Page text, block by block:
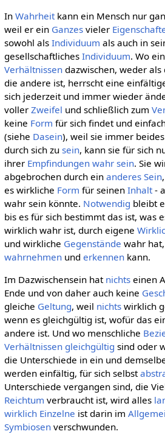
In Wahrheitkann ein Mensch nur
weil er ein Ganzesvieler
sowohl als Individuum als auch in
gesellschaftliches Individuum. Wo
Verhältnissendazwischen, weder als
die andere ist, herrscht eine
sich jederzeit und immer wieder
voller Zweifel und schließlich zum
keine Form für sich findet und
(siehe Dasein), weil sie immer
durch sich zu sein, kann sie für sich
ihrer Empfindungen wahr sein. Sie
abgebrochen durch ein anderes Sein
es wirkliche Form für seinen Inhalt-
wahr sein könnte. Notwendig bleibt
bis es für sich bestimmt das ist, was
wirklich wahr ist, durch eigene
und wirkliche Gegenstände wahr
wahrnehmenund erkennenkann.
Im Dazwischensein hat nichtseinen
Ende und von daher auch keine
gleiche Geltung, weil nichtswirklich
wenn es gleichgültig ist, wofür das
andere ist. Und wo menschliche
Verhältnissen gleichgültig sind oder
die Unterschiede in ein und
werden einfältig, für sich selbst
Unterschiede vergangen sind, die
Reichtum verbraucht ist, wird alles
wirklich Einzelne ist darin im
Symbiosenverschwunden.